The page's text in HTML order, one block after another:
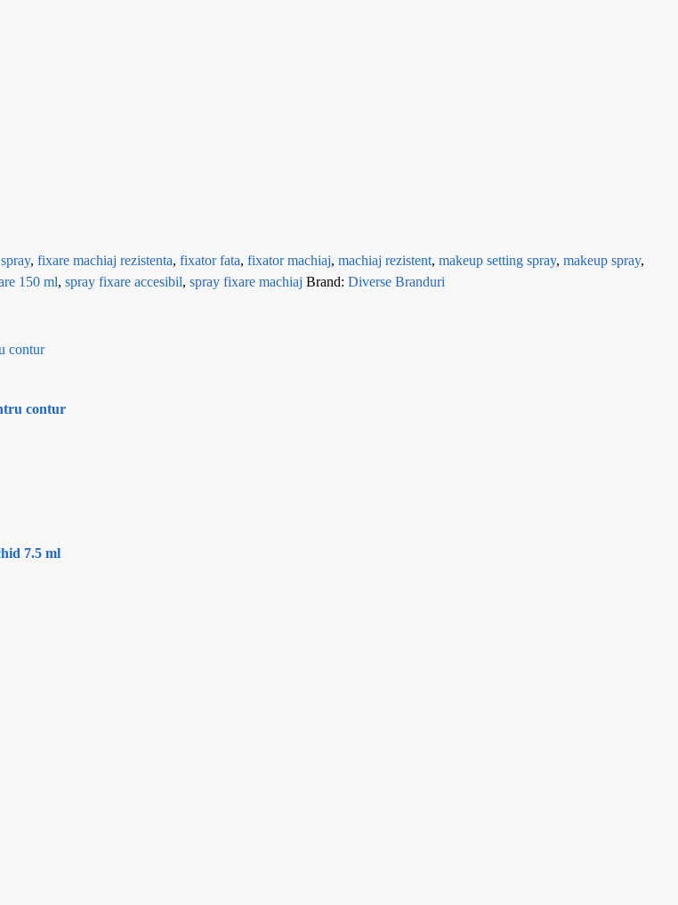
, fixare machiaj rezistenta, fixator fata, fixator machiaj, machiaj rezistent, makeup setting spray, makeup spray,
150 ml, spray fixare accesibil, spray fixare machiaj Brand: Diverse Branduri
contur
7.5 ml